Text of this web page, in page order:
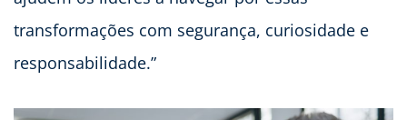
transformações com segurança, curiosidade e
responsabilidade.”